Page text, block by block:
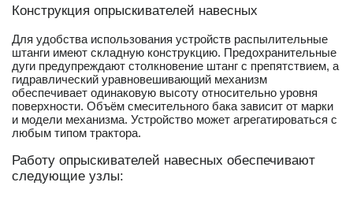
Конструкция опрыскивателей навесных
Для удобства использования устройств распылительные
штанги имеют складную конструкцию. Предохранительные
дуги предупреждают столкновение штанг с препятствием, а
гидравлический уравновешивающий механизм
обеспечивает одинаковую высоту относительно уровня
поверхности. Объём смесительного бака зависит от марки
и модели механизма. Устройство может агрегатироваться с
любым типом трактора.
Работу опрыскивателей навесных обеспечивают
следующие узлы: